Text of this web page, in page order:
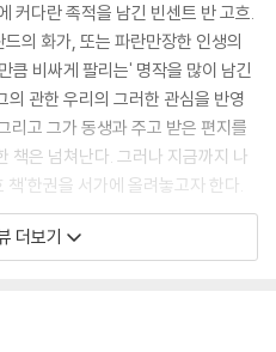
세 주어지는 최고의 포상으로 조수
의 '귀'를 가진 투우사는 환성에 대
이 사랑하는 부인이나, 그가 가장 아
바친다. 아를에서도 투우 경기는
는 없었을 것이다.
리한 투우사이거나 한 양 직접 자
논쟁으로 극도의 흥분 상태에 도달
복하는 것을 질색했던 것을 생각하면
에서 '귀를 자르는'관례가 고흐가
쳤을 것이라는 추측은 가능성이 희
커다란 족적을 남긴 빈센트 반 고흐.
의 화가, 또는 파란만장한 인생의
큼 비싸게 팔리는' 명작을 많이 남긴
의 관한 우리의 그러한 관심을 반영
리고 그가 동생과 주고 받은 편지를
책은 넘쳐난다. 그러나 지금까지 나
'한권을 서가에 올려놓고자 한다.
한 대로 평전이 많다. 그러나 평전
다. 그러나 거기서는 피부에 와닿
더보기